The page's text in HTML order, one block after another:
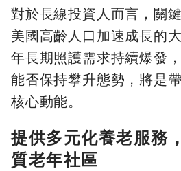
對於長線投資人而言，關
美國高齡人口加速成長的
年長期照護需求持續爆發
能否保持攀升態勢，將是
核心動能。
提供多元化養老服務
質老年社區